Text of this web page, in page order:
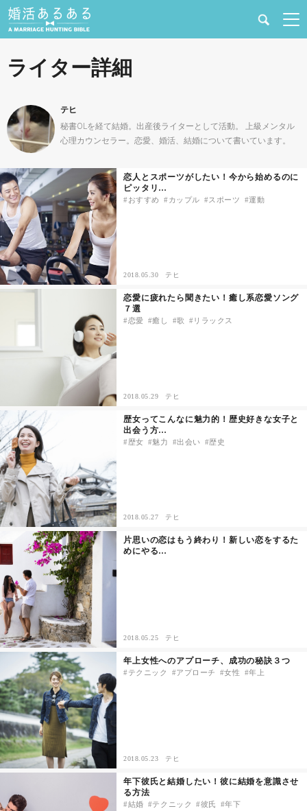
恋愛の悩み
合コン・街コン
マッチングアプリ
結婚相談所
仕事とキャリア
特集
占い・診断
ファッション・美容
グルメ
趣味・旅行
セックスライフ
不倫・だめ男
感動
心の処方箋
カルチャー・トレンド・芸能
驚き
ライター詳細
テヒ
秘書OLを経て結婚。出産後ライターとして活動。 上級メンタル
心理カウンセラー。恋愛、婚活、結婚について書いています。
恋人とスポーツがしたい！今から始めるのに
ピッタリ…
おすすめ カップル スポーツ 運動
2018.05.30 テヒ
恋愛に疲れたら聞きたい！癒し系恋愛ソング
７選
恋愛 癒し 歌 リラックス
2018.05.29 テヒ
歴女ってこんなに魅力的！歴史好きな女子と
出会う方…
歴女 魅力 出会い 歴史
2018.05.27 テヒ
片思いの恋はもう終わり！新しい恋をするた
めにやる…
2018.05.25 テヒ
年上女性へのアプローチ、成功の秘訣３つ
テクニック アプローチ 女性 年上
2018.05.23 テヒ
年下彼氏と結婚したい！彼に結婚を意識させ
る方法
結婚 テクニック 彼氏 年下